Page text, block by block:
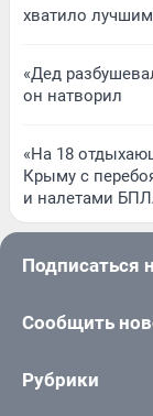
хватило
«Дед
он натворил
«На 18
Крыму с
и налетами
Подписаться
Сообщить
Рубрики